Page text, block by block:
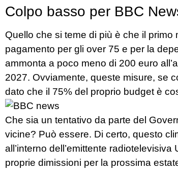
Colpo basso per BBC
Quello che si teme di più è che il primo
pagamento per gli over 75 e per la
ammonta a poco meno di 200 euro
2027. Ovviamente, queste misure, se
dato che il 75% del proprio budget è
Che sia un tentativo da parte del
vicine? Può essere. Di certo, questo
all’interno dell’emittente
proprie dimissioni per la prossima